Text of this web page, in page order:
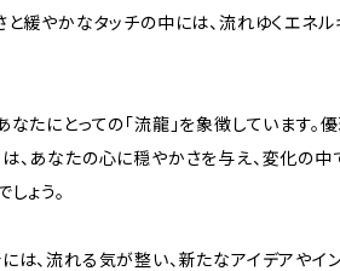
と緩やかなタッチの中には、流れゆくエネ
なたにとっての「流龍」を象徴しています。
、あなたの心に穏やかさを与え、変化の中
ょう。
は、流れる気が整い、新たなアイデアやイ